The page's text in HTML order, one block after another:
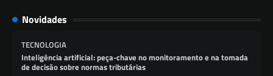
Novidades
TECNOLOGIA
Inteligência artificial: peça-chave no monitoramento e na tomada
de decisão sobre normas tributárias